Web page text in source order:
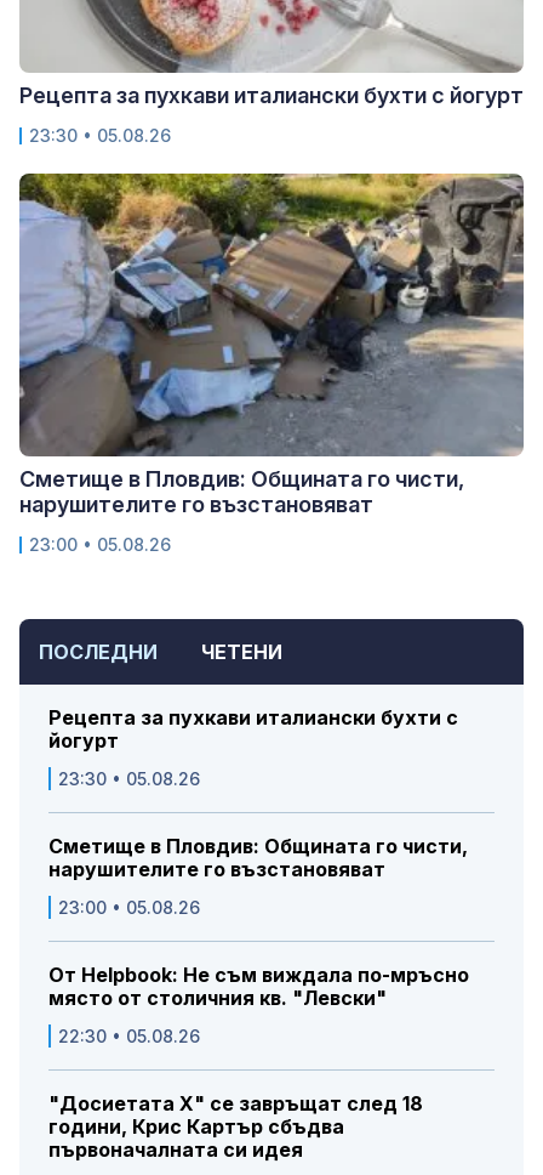
ПОСЛЕДНИ ЧЕТЕНИ
Рецепта за пухкави италиански бухти с
йогурт
23:30 • 05.08.26
Сметище в Пловдив: Общината го чисти,
нарушителите го възстановяват
23:00 • 05.08.26
От Helpbook: Не съм виждала по-мръсно
място от столичния кв. "Левски"
22:30 • 05.08.26
"Досиетата Х" се завръщат след 18
години, Крис Картър сбъдва
първоначалната си идея
Рецепта за пухкави италиански бухти с йогурт
23:30 • 05.08.26
Сметище в Пловдив: Общината го чисти,
нарушителите го възстановяват
23:00 • 05.08.26